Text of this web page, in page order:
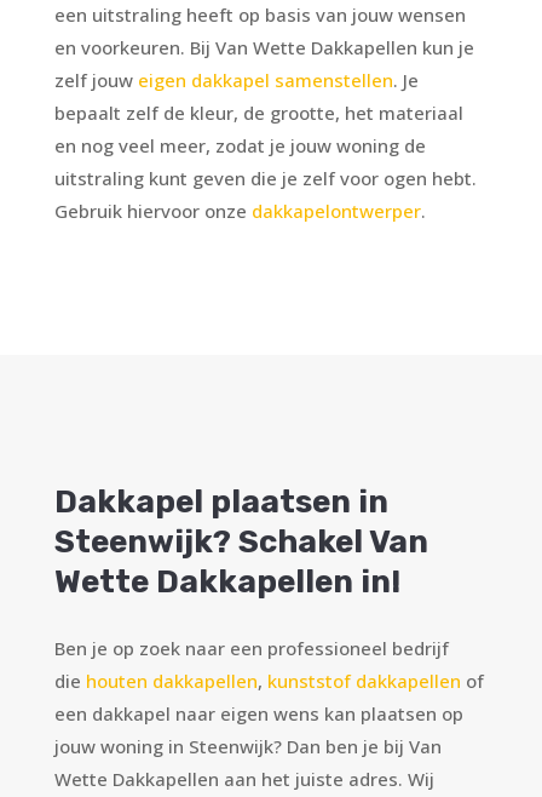
een uitstraling heeft op basis van jouw wensen
en voorkeuren. Bij Van Wette Dakkapellen kun je
zelf jouw eigen dakkapel samenstellen. Je
bepaalt zelf de kleur, de grootte, het materiaal
en nog veel meer, zodat je jouw woning de
uitstraling kunt geven die je zelf voor ogen hebt.
Gebruik hiervoor onze dakkapelontwerper.
Dakkapel plaatsen in
Steenwijk? Schakel Van
Wette Dakkapellen in!
Ben je op zoek naar een professioneel bedrijf
die houten dakkapellen, kunststof dakkapellen of
een dakkapel naar eigen wens kan plaatsen op
jouw woning in Steenwijk? Dan ben je bij Van
Wette Dakkapellen aan het juiste adres. Wij